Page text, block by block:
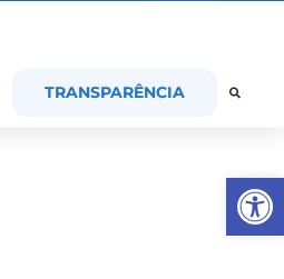
TRANSPARÊNCIA